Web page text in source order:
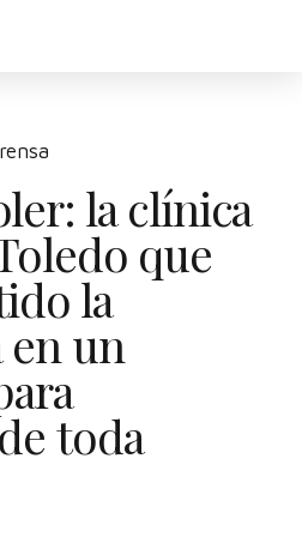
la clínica
que
la
en un
toda